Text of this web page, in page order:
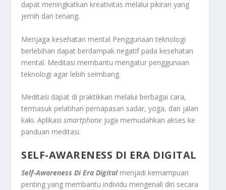
dapat meningkatkan kreativitas melalui pikiran yang
jernih dan tenang.
Menjaga kesehatan mental Penggunaan teknologi
berlebihan dapat berdampak negatif pada kesehatan
mental. Meditasi membantu mengatur penggunaan
teknologi agar lebih seimbang.
Meditasi dapat di praktikkan melalui berbagai cara,
termasuk pelatihan pernapasan sadar, yoga, dan jalan
kaki. Aplikasismartphone juga memudahkan akses ke
panduan meditasi.
SELF-AWARENESS DI ERA DIGITAL
Self-Awareness Di Era Digitalmenjadi kemampuan
penting yang membantu individu mengenali diri secara